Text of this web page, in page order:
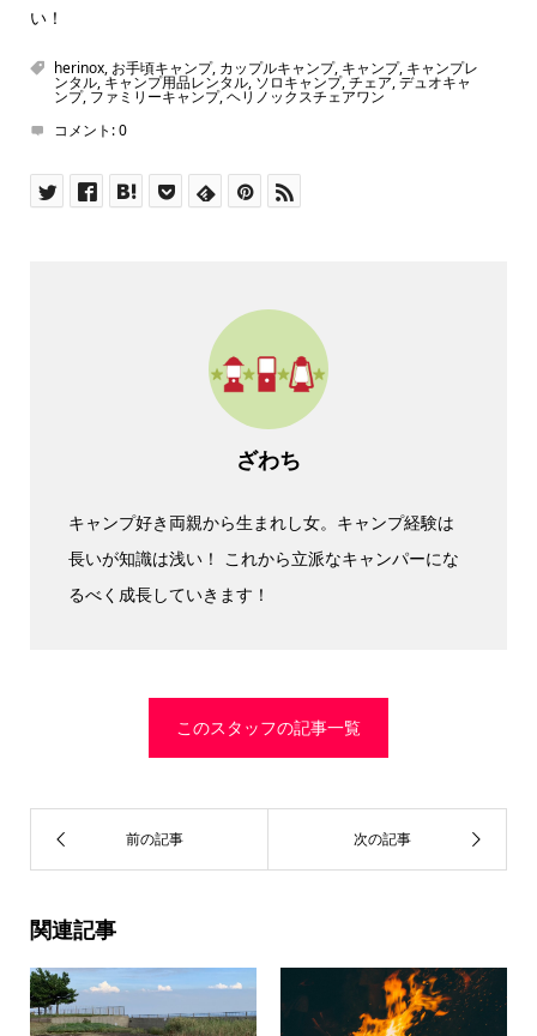
い！
herinox, お手頃キャンプ, カップルキャンプ, キャンプ, キャンプレ
ンタル,キャンプ用品レンタル,ソロキャンプ,チェア,デュオキャ
ンプ, ファミリーキャンプ,ヘリノックスチェアワン
コメント:0
ざわち
キャンプ好き両親から生まれし女。キャンプ経験は
長いが知識は浅い！ これから立派なキャンパーにな
るべく成長していきます！
このスタッフの記事一覧
関連記事